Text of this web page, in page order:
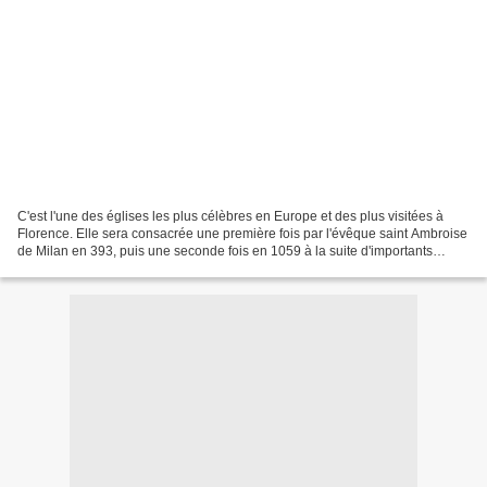
C'est l'une des églises les plus célèbres en Europe et des plus visitées à
Florence. Elle sera consacrée une première fois par l'évêque saint Ambroise
de Milan en 393, puis une seconde fois en 1059 à la suite d'importants